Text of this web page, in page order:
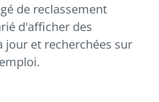
de reclassement
d'afficher des
jour et recherchées sur